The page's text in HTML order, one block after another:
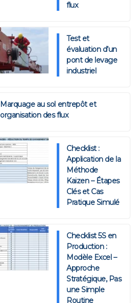
flux
Test et
évaluation d’un
pont de levage
industriel
Marquage au sol entrepôt et
organisation des flux
Checklist :
Application de la
Méthode
Kaizen – Étapes
Clés et Cas
Pratique Simulé
Checklist 5S en
Production :
Modèle Excel –
Approche
Stratégique, Pas
une Simple
Routine